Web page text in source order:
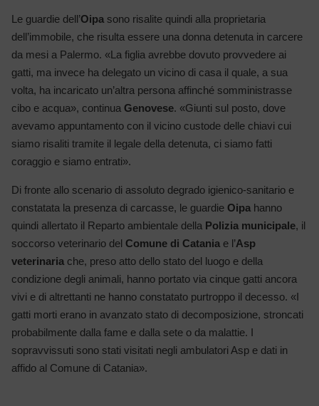
Le guardie dell’Oipa sono risalite quindi alla proprietaria
dell’immobile, che risulta essere una donna detenuta in carcere
da mesi a Palermo. «La figlia avrebbe dovuto provvedere ai
gatti, ma invece ha delegato un vicino di casa il quale, a sua
volta, ha incaricato un’altra persona affinché somministrasse
cibo e acqua», continua Genovese. «Giunti sul posto, dove
avevamo appuntamento con il vicino custode delle chiavi cui
siamo risaliti tramite il legale della detenuta, ci siamo fatti
coraggio e siamo entrati».
Di fronte allo scenario di assoluto degrado igienico-sanitario e
constatata la presenza di carcasse, le guardie Oipa hanno
quindi allertato il Reparto ambientale della Polizia municipale, il
soccorso veterinario del Comune di Catania e l’Asp
veterinaria che, preso atto dello stato del luogo e della
condizione degli animali, hanno portato via cinque gatti ancora
vivi e di altrettanti ne hanno constatato purtroppo il decesso. «I
gatti morti erano in avanzato stato di decomposizione, stroncati
probabilmente dalla fame e dalla sete o da malattie. I
sopravvissuti sono stati visitati negli ambulatori Asp e dati in
affido al Comune di Catania».